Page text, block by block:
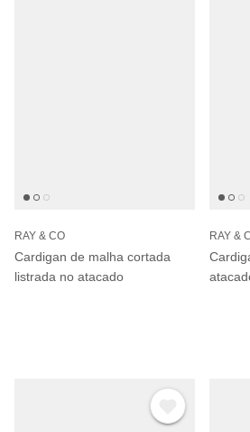
RAY & CO
Cardigan de malha cortada
listrada no atacado
RAY &